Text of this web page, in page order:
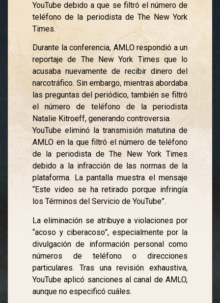
YouTube debido a que se filtró el número de
teléfono de la periodista de The New York
Times.
Durante la conferencia, AMLO respondió a un
reportaje de The New York Times que lo
acusaba nuevamente de recibir dinero del
narcotráfico. Sin embargo, mientras abordaba
las preguntas del periódico, también se filtró
el número de teléfono de la periodista
Natalie Kitroeff, generando controversia.
YouTube eliminó la transmisión matutina de
AMLO en la que filtró el número de teléfono
de la periodista de The New York Times
debido a la infracción de las normas de la
plataforma. La pantalla muestra el mensaje
“Este video se ha retirado porque infringía
los Términos del Servicio de YouTube”.
La eliminación se atribuye a violaciones por
“acoso y ciberacoso”, especialmente por la
divulgación de información personal como
números de teléfono o direcciones
particulares. Tras una revisión exhaustiva,
YouTube aplicó sanciones al canal de AMLO,
aunque no especificó cuáles.